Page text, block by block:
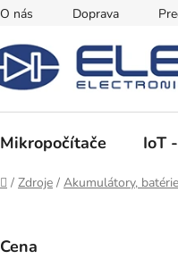
O nás Doprava
Mikropočítače IoT
Domov
/ Zdroje / Akumulátory,
Cena